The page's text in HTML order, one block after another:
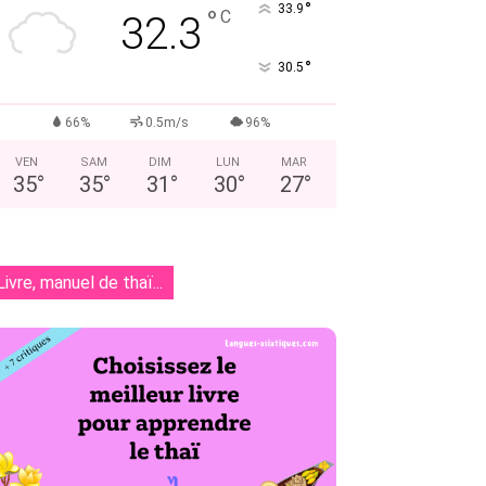
32.3 ° C 33.9 °
30.5 °
66% 0.5m/s 96%
VEN
35°
SAM
35°
DIM
31 °
LUN
30°
MAR
27°
manuel de thaï...